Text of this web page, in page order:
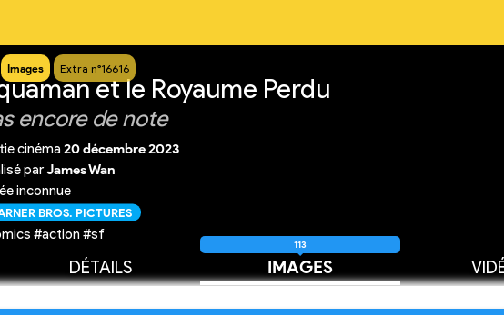
Images Extra n°16616
et le Royaume Perdu
encore de note
cinéma 20 décembre 2023
parJames Wan
inconnue
BROS. PICTURES
#action #sf
DÉTAILS IMAGES
113